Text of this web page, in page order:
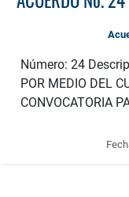
Número: 24
POR MEDIO DEL
CONVOCATORIA